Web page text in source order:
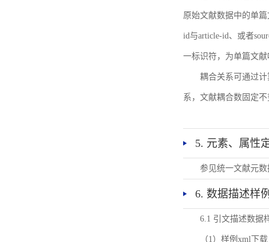
原始文献数据中的单篇
id与article-id、或者
一标识符，为单篇文
耦合关系可通过
系，文献耦合数固定不
5. 元素、属性
参见统一文献元
6. 数据描述样
6.1 引文描述数据
（1）样例xml下载